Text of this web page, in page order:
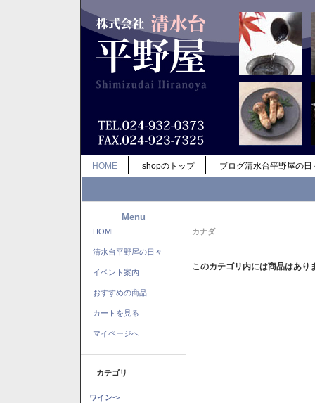
HOME shopのトップ ブログ清水台平野屋の日
Menu
HOME
清水台平野屋の日々
イベント案内
おすすめの商品
カートを見る
マイページへ
カテゴリ
ワイン->
カナダ
このカテゴリ内には商品はあり